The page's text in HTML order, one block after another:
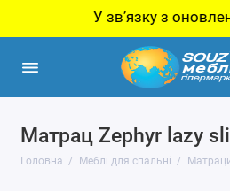
У звʼязку з
Матрац Zephyr lazy
Головна Меблі для спальні